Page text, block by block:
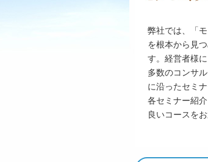
弊社では、「
を根本から見
す。経営者様
多数のコンサ
に沿ったセミ
各セミナー紹
良いコースを